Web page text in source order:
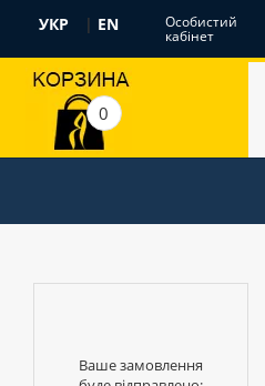
УКР | EN Особистий
кабінет
0
Ваше замовлення